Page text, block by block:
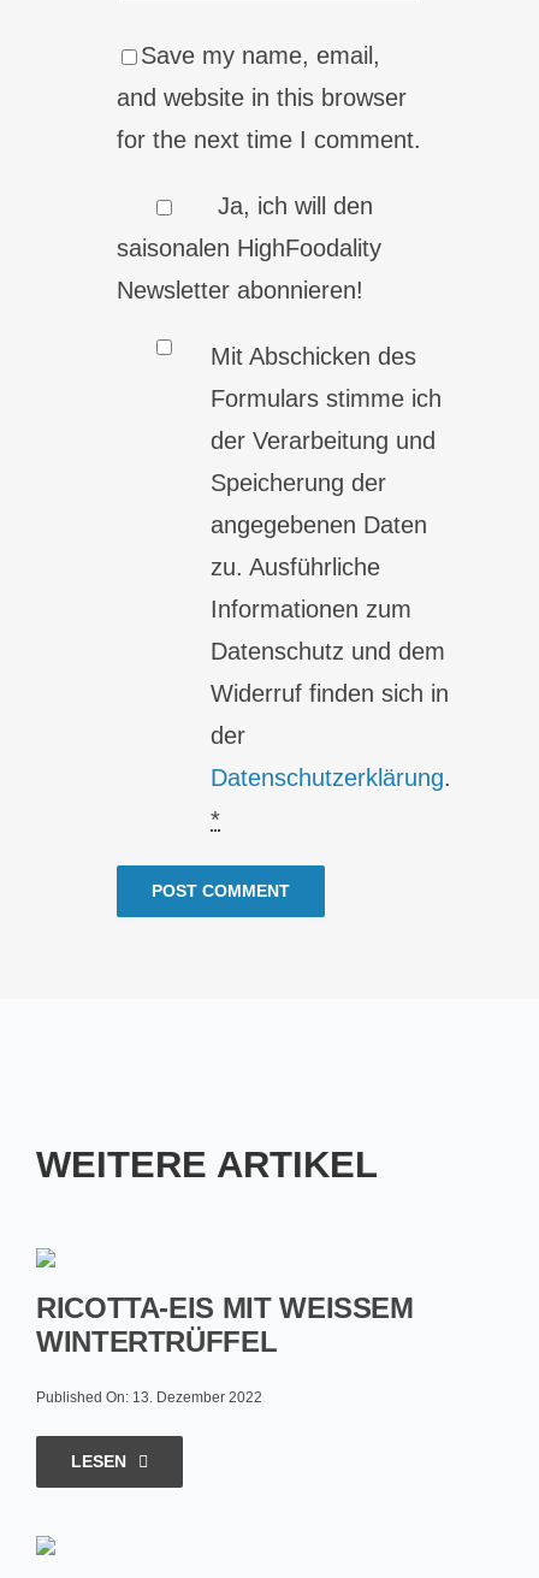
Save my name, email,
and website in this browser
for the next time I comment.
Ja, ich will den
saisonalen HighFoodality
Newsletter abonnieren!
Mit Abschicken des
Formulars stimme ich
der Verarbeitung und
Speicherung der
angegebenen Daten
zu. Ausführliche
Informationen zum
Datenschutz und dem
Widerruf finden sich in
der
Datenschutzerklärung.
*
WEITERE ARTIKEL
RICOTTA-EIS MIT WEISSEM W
INTERTRÜFFEL
Published On: 13. Dezember 2022
LESEN